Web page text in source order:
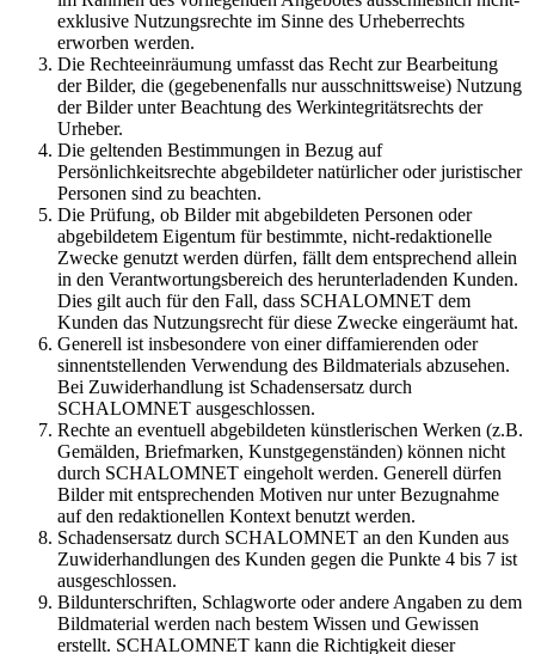
exklusive Nutzungsrechte im Sinne des Urheberrechts
erworben werden.
Die Rechteeinräumung umfasst das Recht zur Bearbeitung
der Bilder, die (gegebenenfalls nur ausschnittsweise) Nutzung
der Bilder unter Beachtung des Werkintegritätsrechts der
Urheber.
Die geltenden Bestimmungen in Bezug auf
Persönlichkeitsrechte abgebildeter natürlicher oder juristischer
Personen sind zu beachten.
Die Prüfung, ob Bilder mit abgebildeten Personen oder
abgebildetem Eigentum für bestimmte, nicht-redaktionelle
Zwecke genutzt werden dürfen, fällt dem entsprechend allein
in den Verantwortungsbereich des herunterladenden Kunden.
Dies gilt auch für den Fall, dass SCHALOMNET dem
Kunden das Nutzungsrecht für diese Zwecke eingeräumt hat.
Generell ist insbesondere von einer diffamierenden oder
sinnentstellenden Verwendung des Bildmaterials abzusehen.
Bei Zuwiderhandlung ist Schadensersatz durch
SCHALOMNET ausgeschlossen.
Rechte an eventuell abgebildeten künstlerischen Werken (z.B.
Gemälden, Briefmarken, Kunstgegenständen) können nicht
durch SCHALOMNET eingeholt werden. Generell dürfen
Bilder mit entsprechenden Motiven nur unter Bezugnahme
auf den redaktionellen Kontext benutzt werden.
Schadensersatz durch SCHALOMNET an den Kunden aus
Zuwiderhandlungen des Kunden gegen die Punkte 4 bis 7 ist
ausgeschlossen.
Bildunterschriften, Schlagworte oder andere Angaben zu dem
Bildmaterial werden nach bestem Wissen und Gewissen
erstellt. SCHALOMNET kann die Richtigkeit dieser